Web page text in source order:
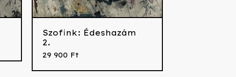
Szofink: Édeshazám
2.
29 900 Ft